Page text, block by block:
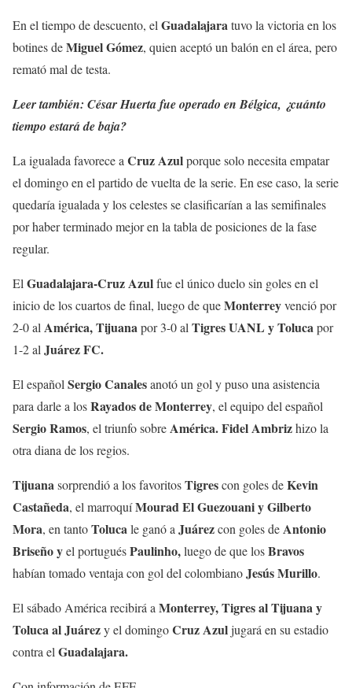
En el tiempo de descuento, el Guadalajaratuvo la victoria en los
botines deMiguel Gómez, quien aceptó un balón en el área, pero
remató mal de testa.
Leer también: César Huerta fue operado en Bélgica, ¿cuánto
tiempo estará de baja?
La igualada favorece a Cruz Azulporque solo necesita empatar
el domingo en el partido de vuelta de la serie. En ese caso, la serie
quedaría igualada y los celestes se clasificarían a las semifinales
por haber terminado mejor en la tabla de posiciones de la fase
regular.
El Guadalajara-Cruz Azulfue el único duelo sin goles en el
inicio de los cuartos de final, luego de queMonterreyvenció por
2-0 al América, Tijuanapor 3-0 al Tigres UANL y Tolucapor
1-2 al Juárez FC.
El español Sergio Canalesanotó un gol y puso una asistencia
para darle a losRayados de Monterrey, el equipo del español
Sergio Ramos, el triunfo sobreAmérica. Fidel Ambrizhizo la
otra diana de los regios.
Tijuanasorprendió a los favoritosTigrescon goles deKevin
Castañeda, el marroquíMourad El Guezouani y Gilberto
Mora, en tantoTolucale ganó a Juárezcon goles deAntonio
Briseño yel portuguésPaulinho,luego de que losBravos
habían tomado ventaja con gol del colombianoJesús Murillo.
El sábado América recibirá a Monterrey,Tigres al Tijuana y
Toluca al Juárezy el domingoCruz Azuljugará en su estadio
contra el Guadalajara.